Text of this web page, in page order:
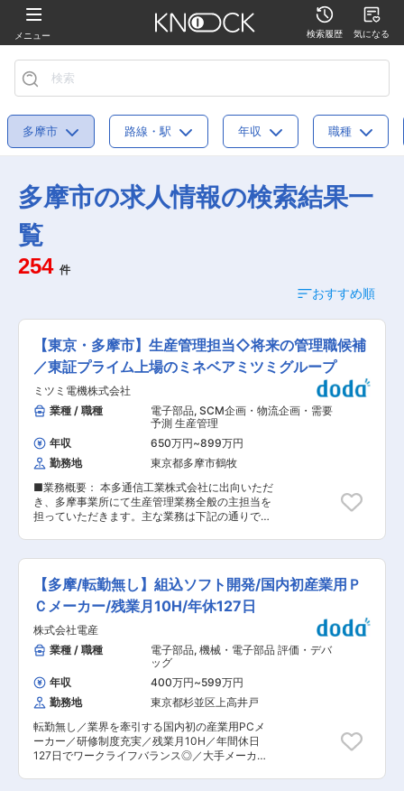
メニュー 検索履歴 気になる
多摩市 路線・駅 年収 職種
多摩市の求人情報の検索結果一
覧
254 件
おすすめ順
【東京・多摩市】生産管理担当◇将来の管理職候補
／東証プライム上場のミネベアミツミグループ
ミツミ電機株式会社
業種 / 職種
電子部品, SCM企画・物流企画・需要
予測 生産管理
年収
650万円~899万円
勤務地
東京都多摩市鶴牧
■業務概要： 本多通信工業株式会社に出向いただ
き、多摩事業所にて生産管理業務全般の主担当を
担っていただきます。主な業務は下記の通りで
注先管理および交渉 ・生産キャパ / 生産計画作成
■配属部署 人数：5名(課長1名、課員4名) ■身に
つくスキル ・当社グループ内でコネクタ製品を手
がける本多通信工業、ミネベアコネクト業とのシ
ナジー創出を目指しており、各社の事例等を共有
しながら幅広く知見を得ることができます。 ・今
後製品量産の一部をミネベアミツミグループの強
みである海外拠点に移管する予定であり、生産管
理面でも海外拠点を絡めた業務が増えていくこと
が見込まれるため、グローバルな視点で業務を行
うことができます。 ■やりがい ・自身が手掛け
た製品が自動車や民生産業機器という大きな業界
の中でカタチになる喜びを体感いただけます。 ・
生産数量や適正在庫を管理・コントロールする部
署であり、計画〜生産〜出荷・着荷までの一連の
流れに携わることができます。 ■企業情報 ・雇
【多摩/転勤無し】組込ソフト開発/国内初産業用Ｐ
Ｃメーカー/残業月10H/年休127日
株式会社電産
業種 / 職種
電子部品, 機械・電子部品 評価・デバ
ッグ
年収
400万円~599万円
勤務地
東京都杉並区上高井戸
転勤無し／業界を牽引する国内初の産業用PCメ
ーカー／研修制度充実／残業月10H／年間休日
127日でワークライフバランス◎／大手メーカー